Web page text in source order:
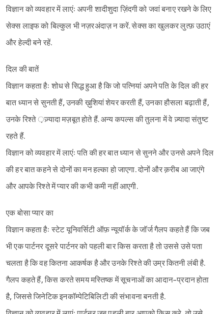
Sign in
विज्ञान को व्यवहार में लाएंः अपनी शादीशुदा ज़िंदगी को जवां बनाए रखने के लिए
सेक्स लाइफ को बिल्कुल भी नज़रअंदाज़ न करें. सेक्स का खुलकर लुत्फ़ उठाएं
और हेल्दी बने रहें.
दिल की बातें
विज्ञान कहता हैः शोध से सिद्ध हुआ है कि जो पत्नियां अपने पति के दिल की हर
बात ध्यान से सुनती हैं, उनकी ख़ुशियां शेयर करती हैं, उनका हौसला बढ़ाती हैं,
उनके रिश्ते ़ज़्यादा मज़बूत होते हैं. अन्य कपल्स की तुलना में वे ज़्यादा संतुष्ट
रहते हैं.
विज्ञान को व्यवहार में लाएंः पति की हर बात ध्यान से सुनने और उनसे अपने दिल
की हर बात कहने से दोनों का मन हल्का हो जाएगा. दोनों और क़रीब आ जाएंगे
और आपके रिश्ते में प्यार की कभी कमी नहीं आएगी.
एक बोसा प्यार का
विज्ञान कहता हैः स्टेट यूनिवर्सिटी ऑफ़ न्यूयॉर्क के जॉर्ज गैलप कहते हैं कि जब
भी एक पार्टनर दूसरे पार्टनर को पहली बार किस करता है तो उससे उसे पता
चलता है कि वह कितना आकर्षक है और उनके रिश्ते की उम्र कितनी लंबी है.
गैलप कहते हैं, किस करते समय मस्तिष्क में सूचनाओं का आदान-प्रदान होता
है, जिससे जिनेटिक इनकॉम्पेटिबिलिटी की संभावना बनती है.